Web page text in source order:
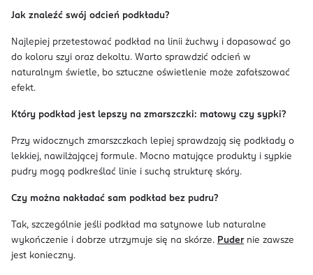
Jak znaleźć swój odcień podkładu?
Najlepiej przetestować podkład na linii żuchwy i dopasować go
do koloru szyi oraz dekoltu. Warto sprawdzić odcień w
naturalnym świetle, bo sztuczne oświetlenie może zafałszować
efekt.
Który podkład jest lepszy na zmarszczki: matowy czy sypki?
Przy widocznych zmarszczkach lepiej sprawdzają się podkłady o
lekkiej, nawilżającej formule. Mocno matujące produkty i sypkie
pudry mogą podkreślać linie i suchą strukturę skóry.
Czy można nakładać sam podkład bez pudru?
Tak, szczególnie jeśli podkład ma satynowe lub naturalne
wykończenie i dobrze utrzymuje się na skórze. Pudernie zawsze
jest konieczny.